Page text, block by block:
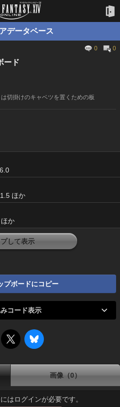
データベース
0 0
ード
切掛けのキャベツを置くための板
ほか
か
して表示
プボードにコピー
コード表示
画像（0）
はログインが必要です。